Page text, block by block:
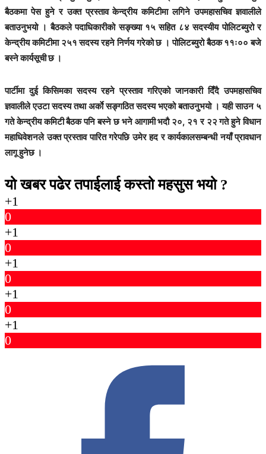
बैठकमा पेस हुने र उक्त प्रस्ताव केन्द्रीय कमिटीमा लगिने उपमहासचिव ज्ञवालीले
बताउनुभयो । बैठकले पदाधिकारीको सङ्ख्या १५ सहित ८४ सदस्यीय पोलिटब्युरो र
केन्द्रीय कमिटीमा २५१ सदस्य रहने निर्णय गरेको छ । पोलिटब्युरो बैठक ११ः०० बजे
बस्ने कार्यसूची छ ।
पार्टीमा दुई किसिमका सदस्य रहने प्रस्ताव गरिएको जानकारी दिँदै उपमहासचिव
ज्ञवालीले एउटा सदस्य तथा अर्काे सङ्गठित सदस्य भएको बताउनुभयो । यही साउन ५
गते केन्द्रीय कमिटी बैठक पनि बस्ने छ भने आगामी भदौ २०, २१ र २२ गते हुने विधान
महाधिवेशनले उक्त प्रस्ताव पारित गरेपछि उमेर हद र कार्यकालसम्बन्धी नयाँ प्रावधान
लागू हुनेछ ।
यो खबर पढेर तपाईलाई कस्तो महसुस भयो ?
+1
0
+1
0
+1
0
+1
0
+1
0